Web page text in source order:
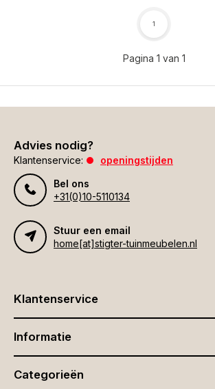
Pagina 1 van 1
1
Advies nodig?
Klantenservice:
openingstijden
Bel ons
+31(0)10-5110134
Stuur een email
home[at]stigter-tuinmeubelen.nl
Klantenservice
Informatie
Categorieën